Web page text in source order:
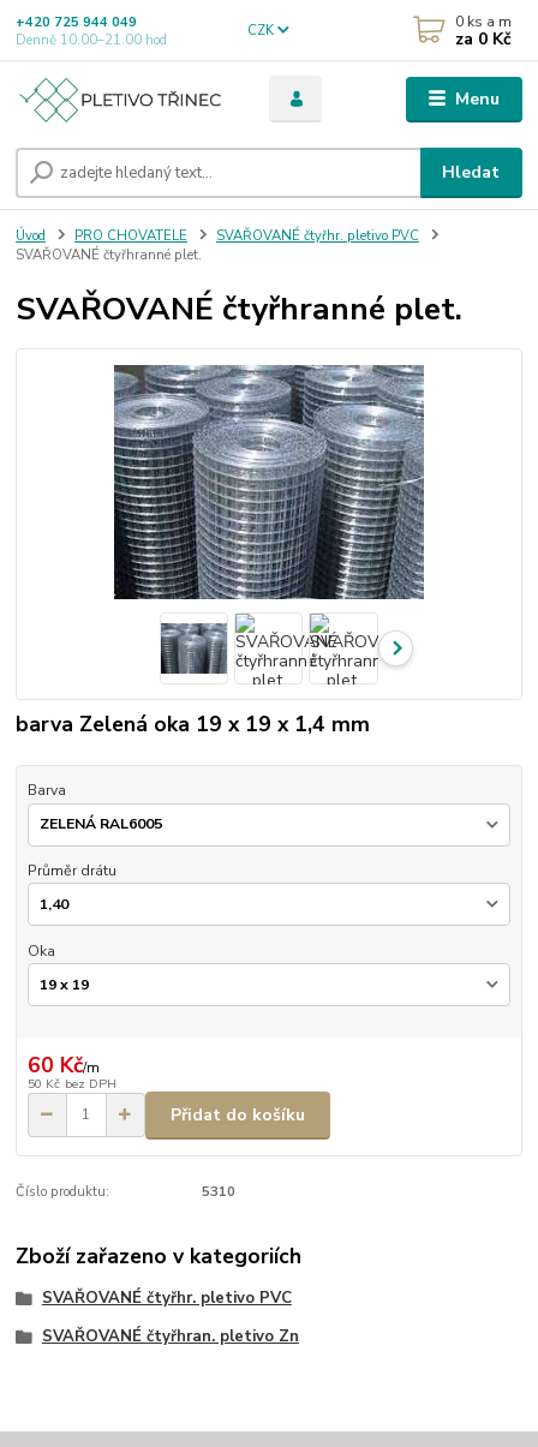
Menu
CZK
Hledat
+420 725 944 049
Denně 10.00–21.00 hod
0 ks a m
za 0 Kč
Úvod PRO CHOVATELE
SVAŘOVANÉ čtyřhr. pletivo PVC
SVAŘOVANÉ čtyřhranné plet.
SVAŘOVANÉ čtyřhranné plet.
barva Zelená oka 19 x 19 x 1,4 mm
Barva
Průměr drátu
Oka
60 Kč/m
50 Kč bez DPH
Přidat do košíku
Číslo produktu: 5310
Zboží zařazeno v kategoriích
SVAŘOVANÉ čtyřhr. pletivo PVC
SVAŘOVANÉ čtyřhran. pletivo Zn